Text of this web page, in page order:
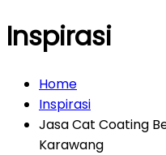
Inspirasi
Home
Inspirasi
Jasa Cat Coating
Karawang